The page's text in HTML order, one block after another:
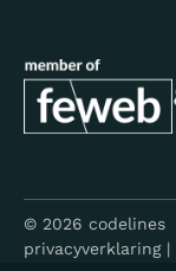
© 2026 codelines
privacyverklaring